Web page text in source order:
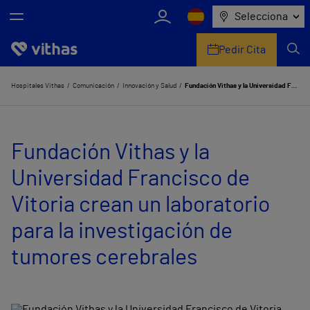
Selecciona
Nosotros
Servicios de salud
Equipo médico y asistencial
Comunicación
Pedir Cita
Hospitales Vithas Comunicación Innovación y Salud Fundación Vithas y la Universidad Francisco de Vitoria crean un laboratorio para la investigación de tumores cerebrales
Fundación Vithas y la
Universidad Francisco de
Vitoria crean un laboratorio
para la investigación de
tumores cerebrales